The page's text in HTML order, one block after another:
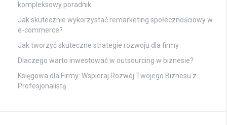
kompleksowy poradnik
Jak skutecznie wykorzystać remarketing społecznościowy w
e-commerce?
Jak tworzyć skuteczne strategie rozwoju dla firmy
Dlaczego warto inwestować w outsourcing w biznesie?
Księgowa dla Firmy: Wspieraj Rozwój Twojego Biznesu z
Profesjonalistą